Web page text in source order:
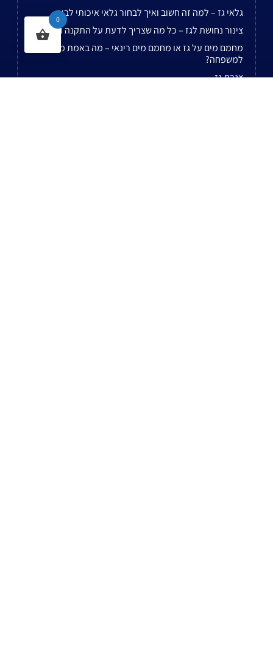
גלאי גז – למה זה חשוב ואיך לבחור גלאי איכותי לבית
צינור נחושת לגז – כל מה שצריך לדעת על התקנה ובטיחות
מחמם מים על גז או מחמם מים רינאי – מה באמת משתלם
למשפחה?
צנרת גז
0